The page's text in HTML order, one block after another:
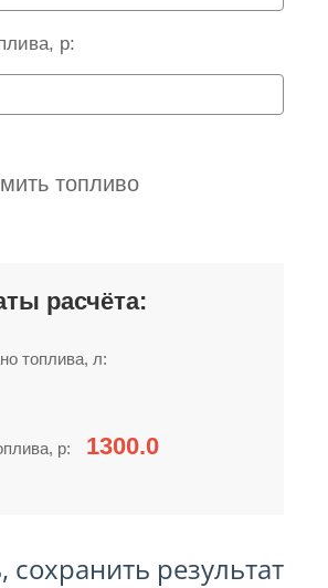
р:
топливо
расчёта:
топлива, л:
р:
сохранить результат